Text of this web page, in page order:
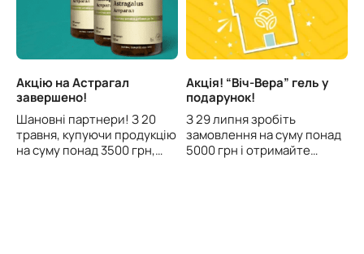
Акцію на Астрагал
завершено!
Шановні партнери! З 20
травня, купуючи продукцію
на суму понад 3500 грн,…
Акція! “Віч-Вера” гель у
подарунок!
З 29 липня зробіть
замовлення на суму понад
5000 грн і отримайте…